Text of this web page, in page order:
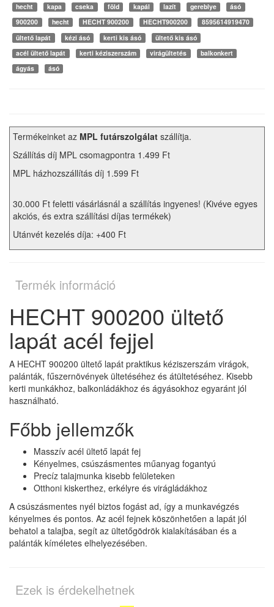
hecht kapa cseka föld kapál lazít gereblye
ásó
900200
hecht HECHT 900200 HECHT900200
8595614919470
ültető lapát
kézi ásó kerti kis ásó
ültető kis ásó
acél ültető lapát
kerti kéziszerszám virágültetés
balkonkert
ágyás
ásó
Termékeinket az MPL futárszolgálat szállítja.
Szállítás díj MPL csomagpontra 1.499 Ft
MPL házhozszállítás díj 1.599 Ft
30.000 Ft feletti vásárlásnál a szállítás ingyenes! (Kivéve egyes
akciós, és extra szállítási díjas termékek)
Utánvét kezelés díja: +400 Ft
Termék információ
HECHT 900200 ültető
lapát acél fejjel
A HECHT 900200 ültető lapát praktikus kéziszerszám virágok,
palánták, fűszernövények ültetéséhez és átültetéséhez. Kisebb
kerti munkákhoz, balkonládákhoz és ágyásokhoz egyaránt jól
használható.
Főbb jellemzők
Masszív acél ültető lapát fej
Kényelmes, csúszásmentes műanyag fogantyú
Precíz talajmunka kisebb felületeken
Otthoni kiskerthez, erkélyre és virágládákhoz
A csúszásmentes nyél biztos fogást ad, így a munkavégzés
kényelmes és pontos. Az acél fejnek köszönhetően a lapát jól
behatol a talajba, segít az ültetőgödrök kialakításában és a
palánták kíméletes elhelyezésében.
Ezek is érdekelhetnek